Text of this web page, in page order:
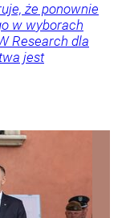
że ponownie
w wyborach
Research dla
jest